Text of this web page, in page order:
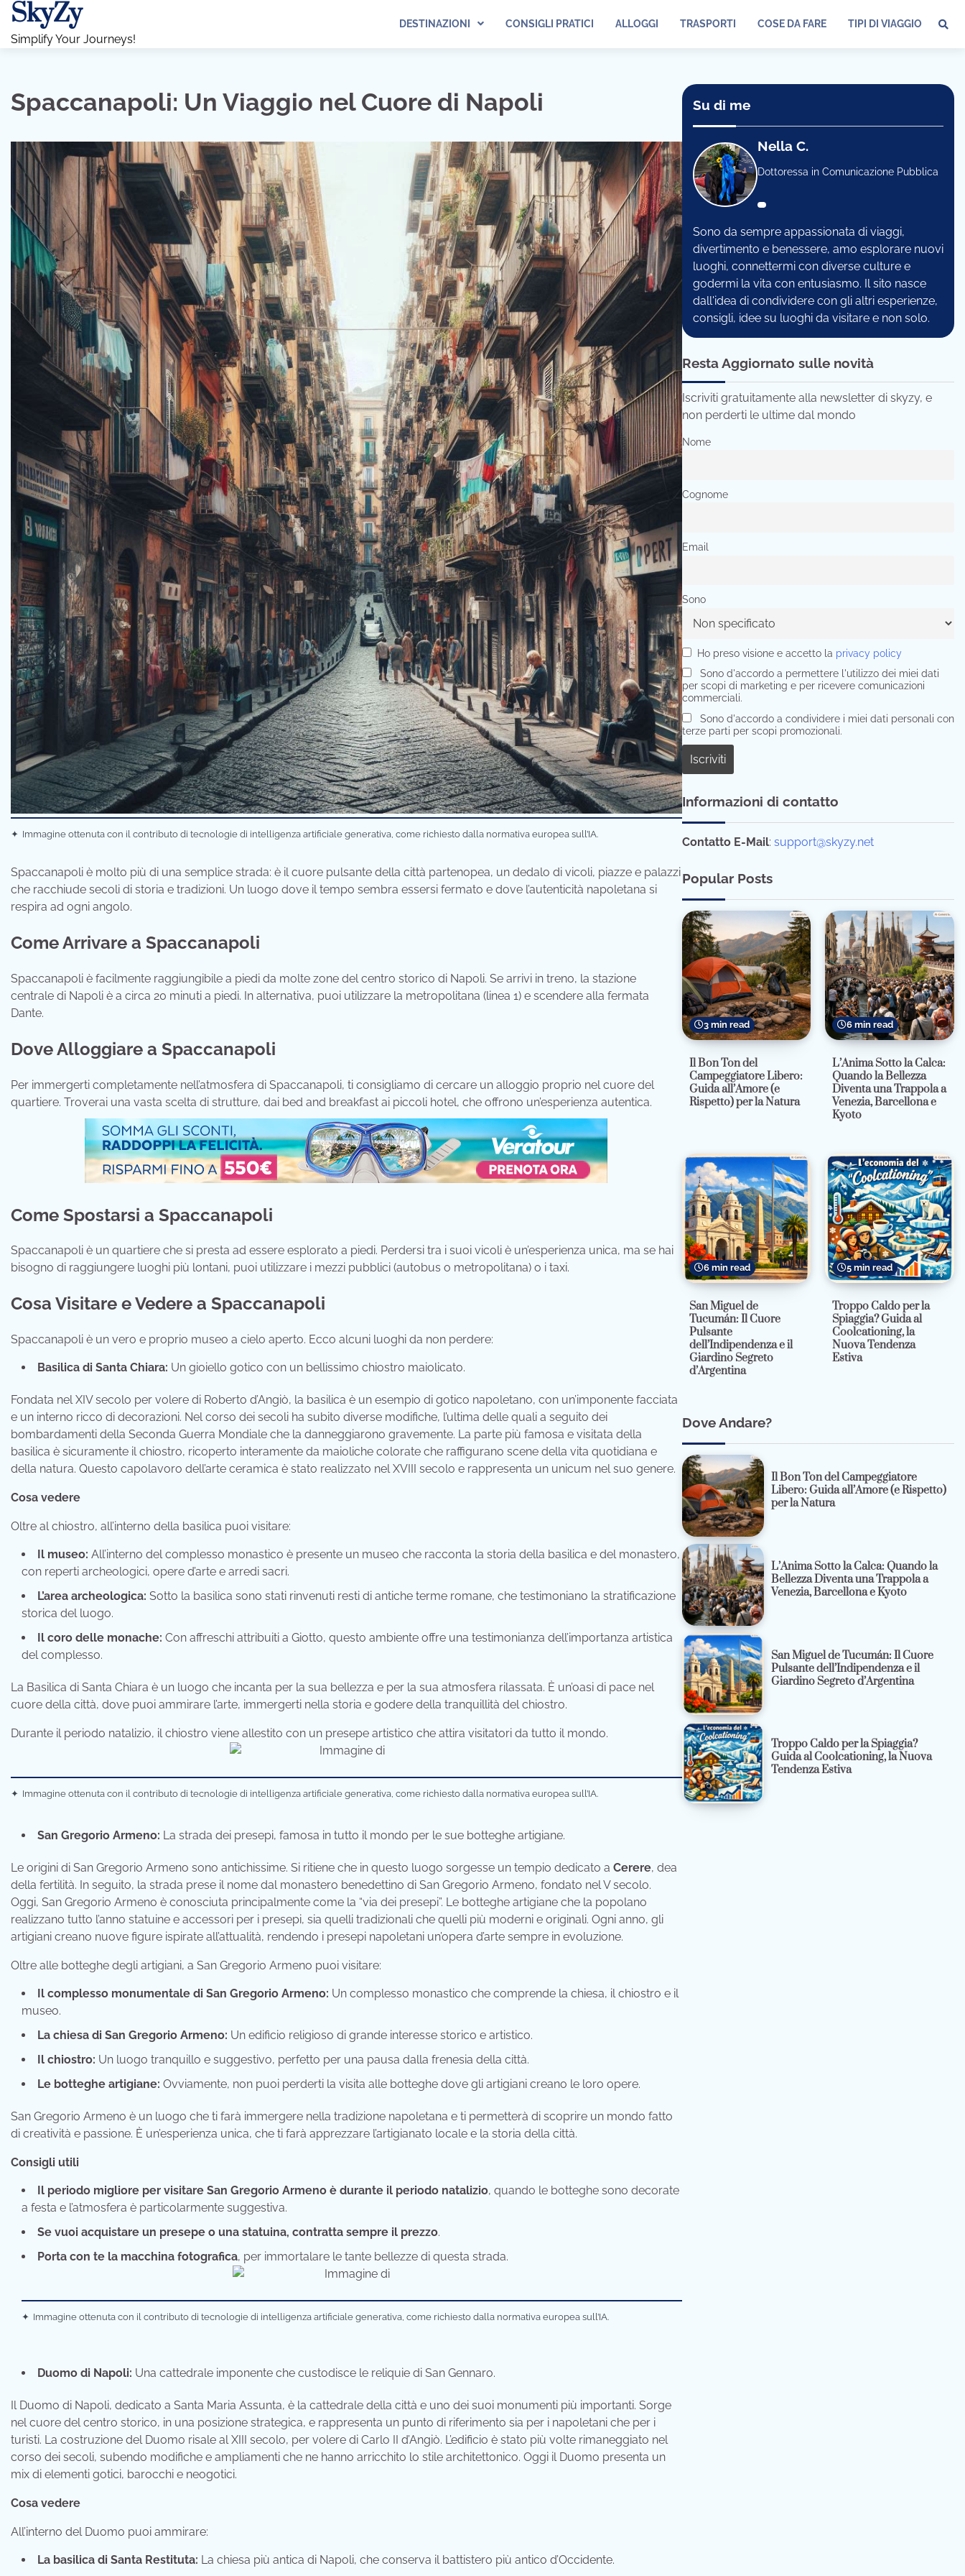
Skip
content
SkyZy
Simplify Your Journeys!
DESTINAZIONI CONSIGLI PRATICI ALLOGGI TRASPORTI COSE DA FARE TIPI DI VIAGGIO
Spaccanapoli: Un Viaggio nel Cuore di Napoli
✦ Immagine ottenuta con il contributo di tecnologie di intelligenza artificiale generativa, come richiesto dalla normativa europea sull’IA.
Spaccanapoli è molto più di una semplice strada: è il cuore pulsante della città partenopea, un dedalo di vicoli, piazze e palazzi
che racchiude secoli di storia e tradizioni. Un luogo dove il tempo sembra essersi fermato e dove l’autenticità napoletana si
respira ad ogni angolo.
Come Arrivare a Spaccanapoli
Spaccanapoli è facilmente raggiungibile a piedi da molte zone del centro storico di Napoli. Se arrivi in treno, la stazione
centrale di Napoli è a circa 20 minuti a piedi. In alternativa, puoi utilizzare la metropolitana (linea 1) e scendere alla fermata
Dante.
Dove Alloggiare a Spaccanapoli
Per immergerti completamente nell’atmosfera di Spaccanapoli, ti consigliamo di cercare un alloggio proprio nel cuore del
quartiere. Troverai una vasta scelta di strutture, dai bed and breakfast ai piccoli hotel, che offrono un’esperienza autentica.
Come Spostarsi a Spaccanapoli
Spaccanapoli è un quartiere che si presta ad essere esplorato a piedi. Perdersi tra i suoi vicoli è un’esperienza unica, ma se hai
bisogno di raggiungere luoghi più lontani, puoi utilizzare i mezzi pubblici (autobus o metropolitana) o i taxi.
Cosa Visitare e Vedere a Spaccanapoli
Spaccanapoli è un vero e proprio museo a cielo aperto. Ecco alcuni luoghi da non perdere:
Basilica di Santa Chiara: Un gioiello gotico con un bellissimo chiostro maiolicato.
Fondata nel XIV secolo per volere di Roberto d’Angiò, la basilica è un esempio di gotico napoletano, con un’imponente facciata
e un interno ricco di decorazioni. Nel corso dei secoli ha subito diverse modifiche, l’ultima delle quali a seguito dei
bombardamenti della Seconda Guerra Mondiale che la danneggiarono gravemente. La parte più famosa e visitata della
basilica è sicuramente il chiostro, ricoperto interamente da maioliche colorate che raffigurano scene della vita quotidiana e
della natura. Questo capolavoro dell’arte ceramica è stato realizzato nel XVIII secolo e rappresenta un unicum nel suo genere.
Cosa vedere
Oltre al chiostro, all’interno della basilica puoi visitare:
Il museo: All’interno del complesso monastico è presente un museo che racconta la storia della basilica e del monastero,
con reperti archeologici, opere d’arte e arredi sacri.
L’area archeologica: Sotto la basilica sono stati rinvenuti resti di antiche terme romane, che testimoniano la stratificazione
storica del luogo.
Il coro delle monache: Con affreschi attribuiti a Giotto, questo ambiente offre una testimonianza dell’importanza artistica
del complesso.
La Basilica di Santa Chiara è un luogo che incanta per la sua bellezza e per la sua atmosfera rilassata. È un’oasi di pace nel
cuore della città, dove puoi ammirare l’arte, immergerti nella storia e godere della tranquillità del chiostro.
Durante il periodo natalizio, il chiostro viene allestito con un presepe artistico che attira visitatori da tutto il mondo.
✦ Immagine ottenuta con il contributo di tecnologie di intelligenza artificiale generativa, come richiesto dalla normativa europea sull’IA.
San Gregorio Armeno: La strada dei presepi, famosa in tutto il mondo per le sue botteghe artigiane.
Le origini di San Gregorio Armeno sono antichissime. Si ritiene che in questo luogo sorgesse un tempio dedicato a Cerere, dea
della fertilità. In seguito, la strada prese il nome dal monastero benedettino di San Gregorio Armeno, fondato nel V secolo.
Oggi, San Gregorio Armeno è conosciuta principalmente come la “via dei presepi”. Le botteghe artigiane che la popolano
realizzano tutto l’anno statuine e accessori per i presepi, sia quelli tradizionali che quelli più moderni e originali. Ogni anno, gli
artigiani creano nuove figure ispirate all’attualità, rendendo i presepi napoletani un’opera d’arte sempre in evoluzione.
Oltre alle botteghe degli artigiani, a San Gregorio Armeno puoi visitare:
Il complesso monumentale di San Gregorio Armeno: Un complesso monastico che comprende la chiesa, il chiostro e il
museo.
La chiesa di San Gregorio Armeno: Un edificio religioso di grande interesse storico e artistico.
Il chiostro: Un luogo tranquillo e suggestivo, perfetto per una pausa dalla frenesia della città.
Le botteghe artigiane: Ovviamente, non puoi perderti la visita alle botteghe dove gli artigiani creano le loro opere.
San Gregorio Armeno è un luogo che ti farà immergere nella tradizione napoletana e ti permetterà di scoprire un mondo fatto
di creatività e passione. È un’esperienza unica, che ti farà apprezzare l’artigianato locale e la storia della città.
Consigli utili
Il periodo migliore per visitare San Gregorio Armeno è durante il periodo natalizio, quando le botteghe sono decorate
a festa e l’atmosfera è particolarmente suggestiva.
Se vuoi acquistare un presepe o una statuina, contratta sempre il prezzo.
Porta con te la macchina fotografica, per immortalare le tante bellezze di questa strada.
✦ Immagine ottenuta con il contributo di tecnologie di intelligenza artificiale generativa, come richiesto dalla normativa europea sull’IA.
Duomo di Napoli: Una cattedrale imponente che custodisce le reliquie di San Gennaro.
Il Duomo di Napoli, dedicato a Santa Maria Assunta, è la cattedrale della città e uno dei suoi monumenti più importanti. Sorge
nel cuore del centro storico, in una posizione strategica, e rappresenta un punto di riferimento sia per i napoletani che per i
turisti. La costruzione del Duomo risale al XIII secolo, per volere di Carlo II d’Angiò. L’edificio è stato più volte rimaneggiato nel
corso dei secoli, subendo modifiche e ampliamenti che ne hanno arricchito lo stile architettonico. Oggi il Duomo presenta un
mix di elementi gotici, barocchi e neogotici.
Cosa vedere
All’interno del Duomo puoi ammirare:
La basilica di Santa Restituta: La chiesa più antica di Napoli, che conserva il battistero più antico d’Occidente.
Su di me
Nella C.
Dottoressa in Comunicazione Pubblica
Sono da sempre appassionata di viaggi,
divertimento e benessere, amo esplorare nuovi
luoghi, connettermi con diverse culture e
godermi la vita con entusiasmo. Il sito nasce
dall'idea di condividere con gli altri esperienze,
consigli, idee su luoghi da visitare e non solo.
Resta Aggiornato sulle novità
Iscriviti gratuitamente alla newsletter di skyzy, e
non perderti le ultime dal mondo
Nome
Cognome
Email
Sono
Ho preso visione e accetto la privacy policy
Sono d'accordo a permettere l'utilizzo dei miei dati
per scopi di marketing e per ricevere comunicazioni
commerciali.
Sono d'accordo a condividere i miei dati personali con
terze parti per scopi promozionali.
Informazioni di contatto
Contatto E-Mail: support@skyzy.net
Popular Posts
3 min read
Il Bon Ton del
Campeggiatore Libero:
Guida all’Amore (e
Rispetto) per la Natura
6 min read
L’Anima Sotto la Calca:
Quando la Bellezza
Diventa una Trappola a
Venezia, Barcellona e
Kyoto
6 min read
San Miguel de
Tucumán: Il Cuore
Pulsante
dell’Indipendenza e il
Giardino Segreto
d’Argentina
5 min read
Troppo Caldo per la
Spiaggia? Guida al
Coolcationing, la
Nuova Tendenza
Estiva
Dove Andare?
Il Bon Ton del Campeggiatore
Libero: Guida all’Amore (e Rispetto)
per la Natura
L’Anima Sotto la Calca: Quando la
Bellezza Diventa una Trappola a
Venezia, Barcellona e Kyoto
San Miguel de Tucumán: Il Cuore
Pulsante dell’Indipendenza e il
Giardino Segreto d’Argentina
Troppo Caldo per la Spiaggia?
Guida al Coolcationing, la Nuova
Tendenza Estiva